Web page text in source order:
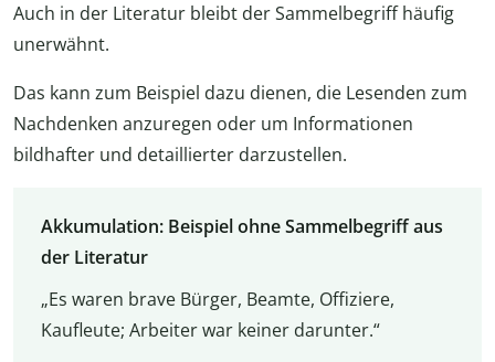
Auch in der Literatur bleibt der Sammelbegriff häufig
unerwähnt.
Das kann zum Beispiel dazu dienen, die Lesenden zum
Nachdenken anzuregen oder um Informationen
bildhafter und detaillierter darzustellen.
Akkumulation: Beispiel ohne Sammelbegriff aus
der Literatur
„Es waren brave Bürger, Beamte, Offiziere,
Kaufleute; Arbeiter war keiner darunter.“